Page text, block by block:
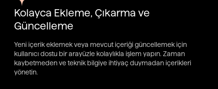
Kolayca Ekleme, Çıkarma ve
Güncelleme
Yeni içerik eklemek veya mevcut içeriği güncellemek için
kullanıcı dostu bir arayüzle kolaylıkla işlem yapın. Zaman
kaybetmeden ve teknik bilgiye ihtiyaç duymadan içerikleri
yönetin.